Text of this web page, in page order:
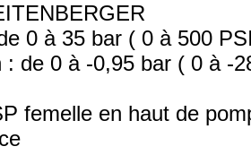
0 à 35 bar ( 0 à 500
: de 0 à -0,95 bar ( 0 à -
femelle en haut de